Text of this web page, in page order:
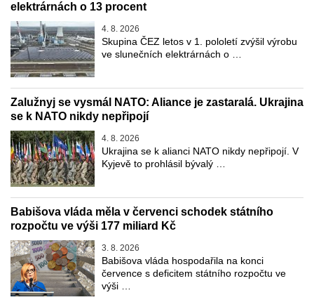
elektrárnách o 13 procent
4. 8. 2026
Skupina ČEZ letos v 1. pololetí zvýšil výrobu
ve slunečních elektrárnách o …
Zalužnyj se vysmál NATO: Aliance je zastaralá. Ukrajina
se k NATO nikdy nepřipojí
4. 8. 2026
Ukrajina se k alianci NATO nikdy nepřipojí. V
Kyjevě to prohlásil bývalý …
Babišova vláda měla v červenci schodek státního
rozpočtu ve výši 177 miliard Kč
3. 8. 2026
Babišova vláda hospodařila na konci
července s deficitem státního rozpočtu ve
výši …